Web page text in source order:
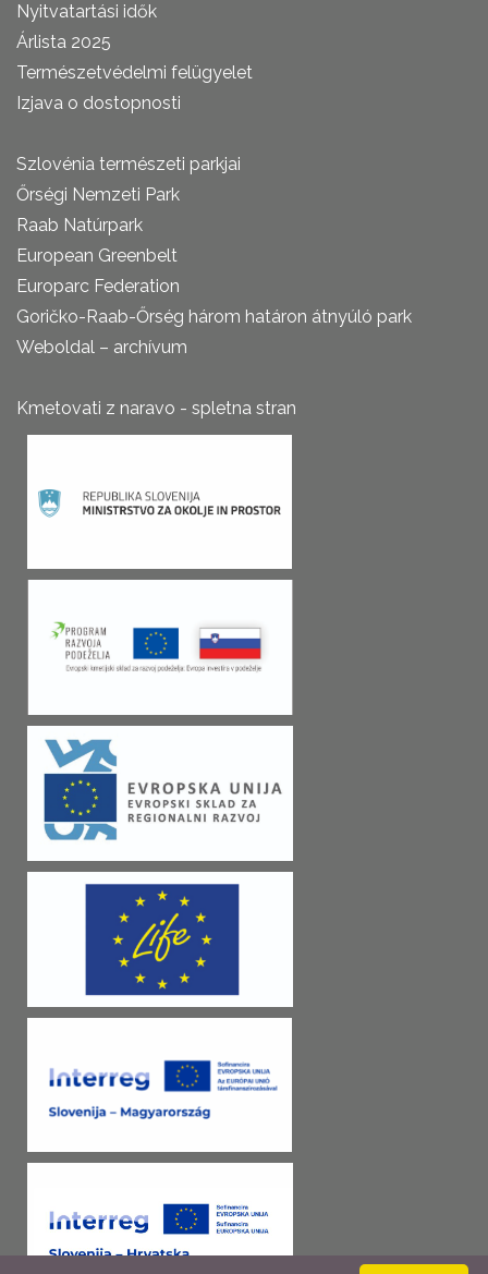
Nyitvatartási idők
Árlista 2025
Természetvédelmi felügyelet
Izjava o dostopnosti
Szlovénia természeti parkjai
Őrségi Nemzeti Park
Raab Natúrpark
European Greenbelt
Europarc Federation
Goričko-Raab-Őrség három határon átnyúló park
Weboldal – archívum
Kmetovati z naravo - spletna stran